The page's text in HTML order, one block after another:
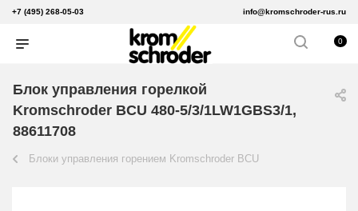
+7 (495) 268-05-03 info@kromschroder-rus.ru
0
Блок управления горелкой
Kromschroder BCU 480-5/3/1LW1GBS3/1,
88611708
Блоки управления горением Kromschroder BCU